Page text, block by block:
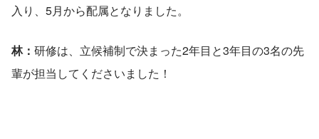
入り、5月から配属となりました。
林： 研修は、立候補制で決まった2年目と3年目の3名の先
輩が担当してくださいました！